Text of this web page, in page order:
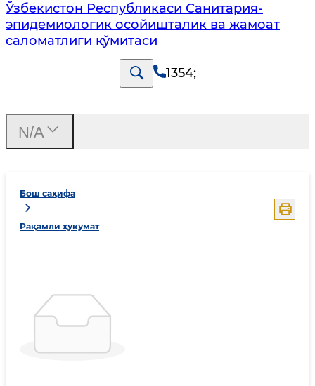
Ўзбекистон Республикаси Санитария-
эпидемиологик осойишталик ва жамоат
саломатлиги қўмитаси
1354;
Бош саҳифа
Рақамли ҳукумат
N/A